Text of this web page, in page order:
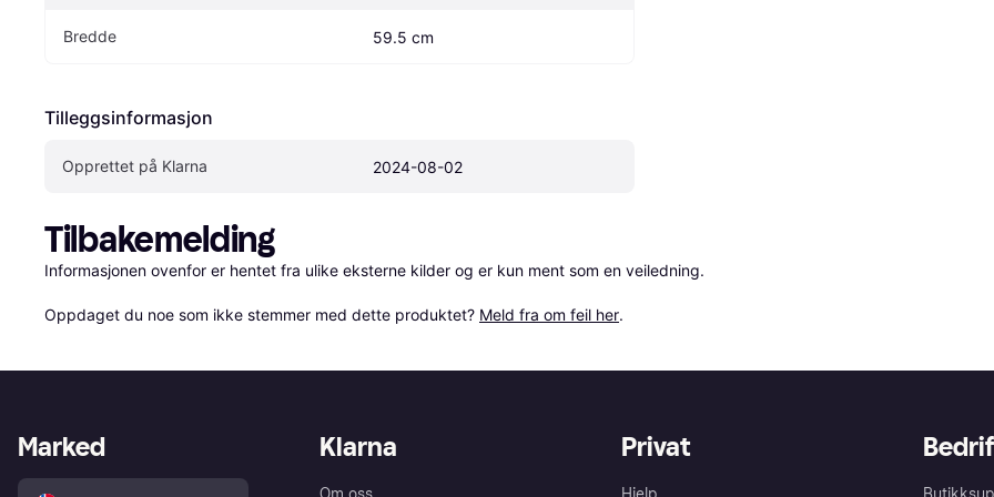
Bredde 59.5 cm
Tilleggsinformasjon
Opprettet på Klarna 2024-08-02
Tilbakemelding
Informasjonen ovenfor er hentet fra ulike eksterne kilder og er kun ment som en veiledning.
Oppdaget du noe som ikke stemmer med dette produktet? Meld fra om feil her.
Klarna Privat
Marked